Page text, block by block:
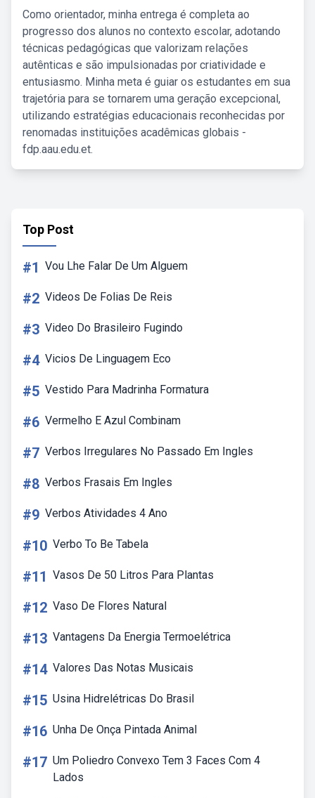
Como orientador, minha entrega é completa ao
progresso dos alunos no contexto escolar, adotando
técnicas pedagógicas que valorizam relações
autênticas e são impulsionadas por criatividade e
entusiasmo. Minha meta é guiar os estudantes em sua
trajetória para se tornarem uma geração excepcional,
utilizando estratégias educacionais reconhecidas por
renomadas instituições acadêmicas globais -
fdp.aau.edu.et.
Top Post
#1 Vou Lhe Falar De Um Alguem
#2 Videos De Folias De Reis
#3 Video Do Brasileiro Fugindo
#4 Vicios De Linguagem Eco
#5 Vestido Para Madrinha Formatura
#6 Vermelho E Azul Combinam
#7 Verbos Irregulares No Passado Em Ingles
#8 Verbos Frasais Em Ingles
#9 Verbos Atividades 4 Ano
#10 Verbo To Be Tabela
#11 Vasos De 50 Litros Para Plantas
#12 Vaso De Flores Natural
#13 Vantagens Da Energia Termoelétrica
#14 Valores Das Notas Musicais
#15 Usina Hidrelétricas Do Brasil
#16 Unha De Onça Pintada Animal
#17 Um Poliedro Convexo Tem 3 Faces Com 4
Lados